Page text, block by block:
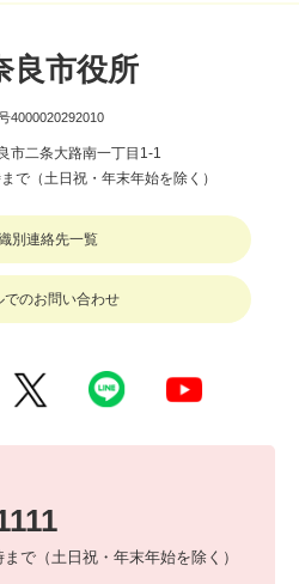
良市役所
4000020292010
市二条大路南一丁目1-1
で（土日祝・年末年始を除く）
別連絡先一覧
でのお問い合わせ
で（土日祝・年末年始を除く）